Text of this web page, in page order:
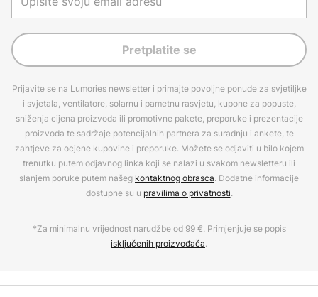
Pretplatite se
Prijavite se na Lumories newsletter i primajte povoljne ponude za svjetiljke
i svjetala, ventilatore, solarnu i pametnu rasvjetu, kupone za popuste,
sniženja cijena proizvoda ili promotivne pakete, preporuke i prezentacije
proizvoda te sadržaje potencijalnih partnera za suradnju i ankete, te
zahtjeve za ocjene kupovine i preporuke. Možete se odjaviti u bilo kojem
trenutku putem odjavnog linka koji se nalazi u svakom newsletteru ili
slanjem poruke putem našeg kontaktnog obrasca. Dodatne informacije
dostupne su u pravilima o privatnosti.
*Za minimalnu vrijednost narudžbe od 99 €. Primjenjuje se popis
isključenih proizvođača.